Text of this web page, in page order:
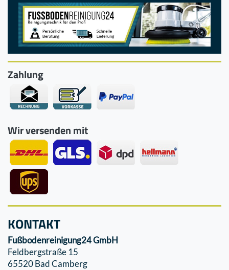
Zahlung
Wir versenden mit
KONTAKT
Fußbodenreinigung24 GmbH
Feldbergstraße 15
65520 Bad Camberg